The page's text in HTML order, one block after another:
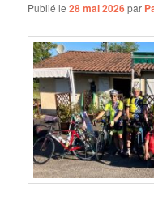
Publié le28 mai 2026par